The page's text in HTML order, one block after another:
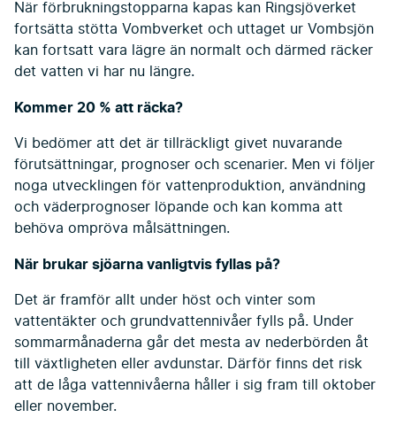
När förbrukningstopparna kapas kan Ringsjöverket
fortsätta stötta Vombverket och uttaget ur Vombsjön
kan fortsatt vara lägre än normalt och därmed räcker
det vatten vi har nu längre.
Kommer 20 % att räcka?
Vi bedömer att det är tillräckligt givet nuvarande
förutsättningar, prognoser och scenarier. Men vi följer
noga utvecklingen för vattenproduktion, användning
och väderprognoser löpande och kan komma att
behöva ompröva målsättningen.
När brukar sjöarna vanligtvis fyllas på?
Det är framför allt under höst och vinter som
vattentäkter och grundvattennivåer fylls på. Under
sommarmånaderna går det mesta av nederbörden åt
till växtligheten eller avdunstar. Därför finns det risk
att de låga vattennivåerna håller i sig fram till oktober
eller november.